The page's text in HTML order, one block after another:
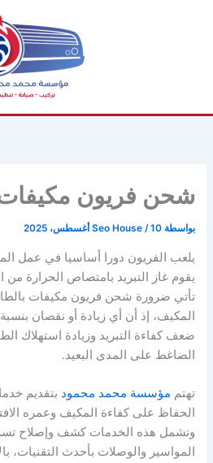
شحن فريون
بواسطة Seo House /10 أغسطس، 2025
يلعب الفريون دورا أساسيا في عمل
يقوم غاز التبريد بامتصاص الحرارة من
تأتي ضرورة شحن فريون مكيفات
المكيف، إذ أن أي زيادة أو نقصان
ضعف كفاءة التبريد وزيادة استهلاك
الضاغط على المدى البعيد.
تهتم مؤسسة محمد محمود بتقديم
الحفاظ على كفاءة المكيف وعمره
وتشمل هذه الخدمات كشف وإصلاح
المواسير والوصلات بأحدث التقنيات،